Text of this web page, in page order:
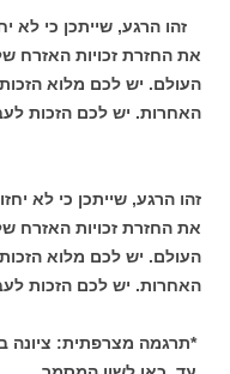
זהו הרגע, שייתכן כי לא
את החזרת זכויות
העולם. יש לכם מלוא
האחרות. יש לכם הזכות
זהו הרגע, שייתכן כי לא
את החזרת זכויות
העולם. יש לכם מלוא
האחרות. יש לכם הזכות
*תרגמה מצרפתית: ציונה